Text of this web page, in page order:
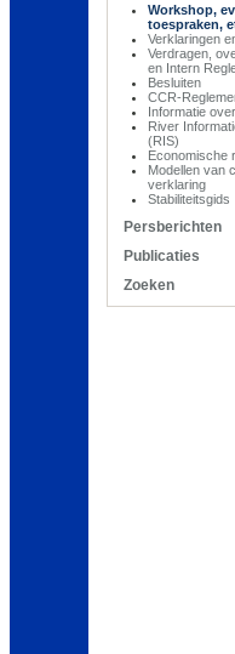
Workshop,
toespraken,
Verklaringen
Verdragen,
en Intern
Besluiten
CCR-
Informatie
River
(RIS)
Economische
Modellen van
verklaring
Stabiliteitsgids
Persberichten
Publicaties
Zoeken